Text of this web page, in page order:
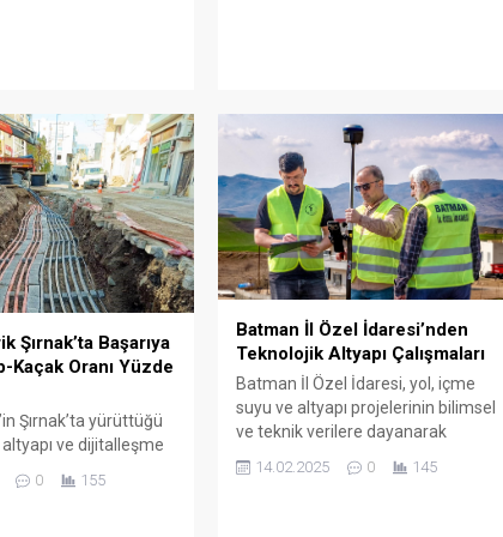
Şırnak’ta Başarıya
Kaçak Oranı Yüzde
Şırnak’ta yürüttüğü
ve dijitalleşme
bir başarıyı
0 155
Batman İl Özel İdaresi’nden
Teknolojik Altyapı Çalışmaları
Batman İl Özel İdaresi, yol, içme
suyu ve altyapı projelerinin bilimsel
ve teknik verilere dayanarak
çalışmaları yürütüyor.
14.02.2025 0 145